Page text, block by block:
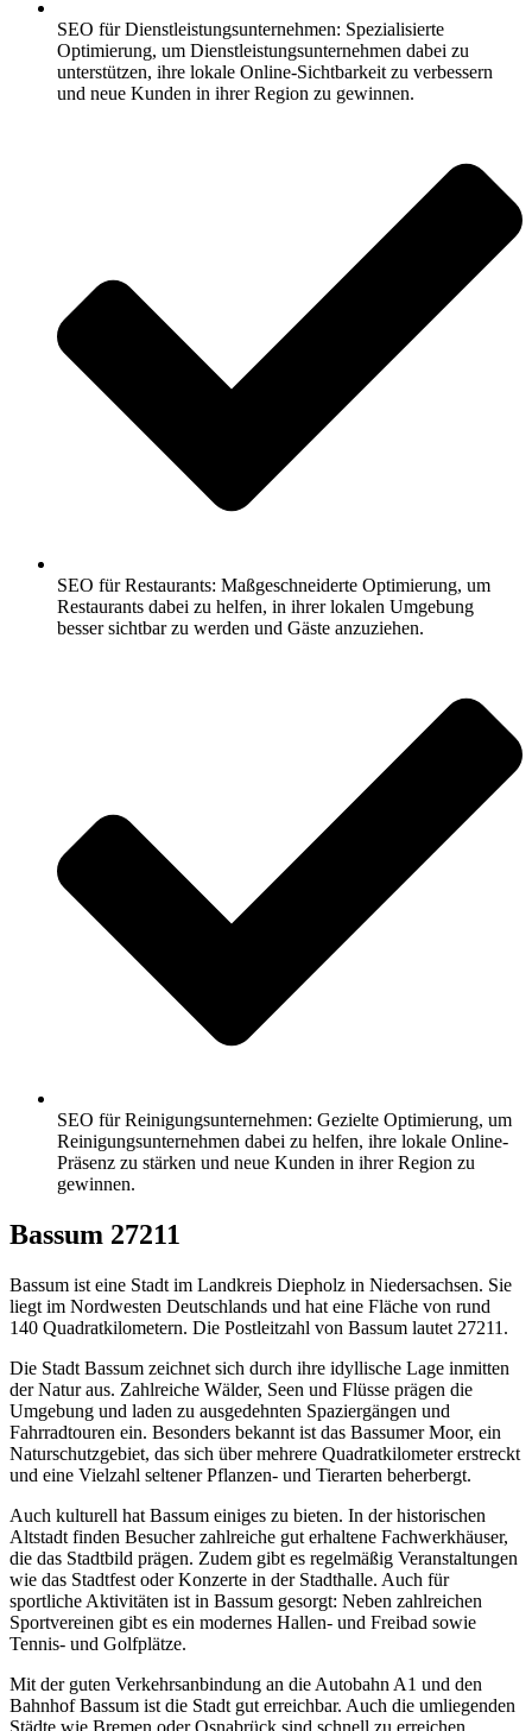
SEO für Dienstleistungsunternehmen: Spezialisierte
Optimierung, um Dienstleistungsunternehmen dabei zu
unterstützen, ihre lokale Online-Sichtbarkeit zu verbessern
und neue Kunden in ihrer Region zu gewinnen.
SEO für Restaurants: Maßgeschneiderte Optimierung, um
Restaurants dabei zu helfen, in ihrer lokalen Umgebung
besser sichtbar zu werden und Gäste anzuziehen.
SEO für Reinigungsunternehmen: Gezielte Optimierung, um
Reinigungsunternehmen dabei zu helfen, ihre lokale Online-
Präsenz zu stärken und neue Kunden in ihrer Region zu
gewinnen.
Bassum 27211
Bassum ist eine Stadt im Landkreis Diepholz in Niedersachsen. Sie
liegt im Nordwesten Deutschlands und hat eine Fläche von rund
140 Quadratkilometern. Die Postleitzahl von Bassum lautet 27211.
Die Stadt Bassum zeichnet sich durch ihre idyllische Lage inmitten
der Natur aus. Zahlreiche Wälder, Seen und Flüsse prägen die
Umgebung und laden zu ausgedehnten Spaziergängen und
Fahrradtouren ein. Besonders bekannt ist das Bassumer Moor, ein
Naturschutzgebiet, das sich über mehrere Quadratkilometer erstreckt
und eine Vielzahl seltener Pflanzen- und Tierarten beherbergt.
Auch kulturell hat Bassum einiges zu bieten. In der historischen
Altstadt finden Besucher zahlreiche gut erhaltene Fachwerkhäuser,
die das Stadtbild prägen. Zudem gibt es regelmäßig Veranstaltungen
wie das Stadtfest oder Konzerte in der Stadthalle. Auch für
sportliche Aktivitäten ist in Bassum gesorgt: Neben zahlreichen
Sportvereinen gibt es ein modernes Hallen- und Freibad sowie
Tennis- und Golfplätze.
Mit der guten Verkehrsanbindung an die Autobahn A1 und den
Bahnhof Bassum ist die Stadt gut erreichbar. Auch die umliegenden
Städte wie Bremen oder Osnabrück sind schnell zu erreichen.